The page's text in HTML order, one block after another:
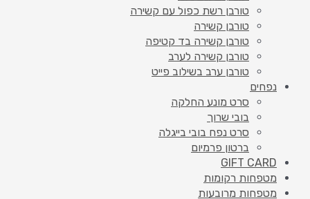
טורבן רשת כפול עם קשירה
טורבן קשירה
טורבן קשירה בד קטיפה
טורבן קשירה לערב
טורבן ערב בשילוב פייט
נפחים
סרט מונע החלקה
בובי שרוך
סרט נפח בובי בייגלה
ברטון פרמיום
GIFT CARD
מטפחות רקומות
מטפחות מרובעות